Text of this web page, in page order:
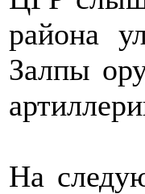
района
Залпы
На